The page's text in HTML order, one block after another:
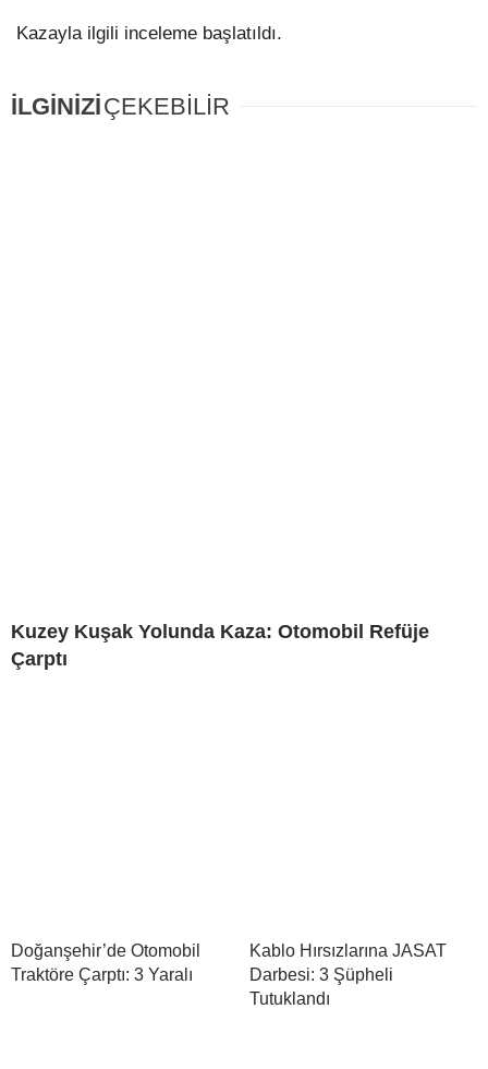
Kazayla ilgili inceleme başlatıldı.
İLGİNİZİÇEKEBİLİR
Kuzey Kuşak Yolunda Kaza: Otomobil Refüje
Çarptı
Doğanşehir’de Otomobil
Traktöre Çarptı: 3 Yaralı
Kablo Hırsızlarına JASAT
Darbesi: 3 Şüpheli
Tutuklandı